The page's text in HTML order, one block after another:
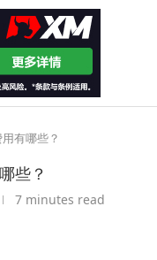
有哪些？
些？
7 minutes read